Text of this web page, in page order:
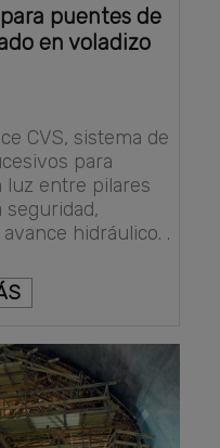
puentes de
en voladizo
CVS, sistema de
para
luz entre pilares
seguridad,
hidráulico. .